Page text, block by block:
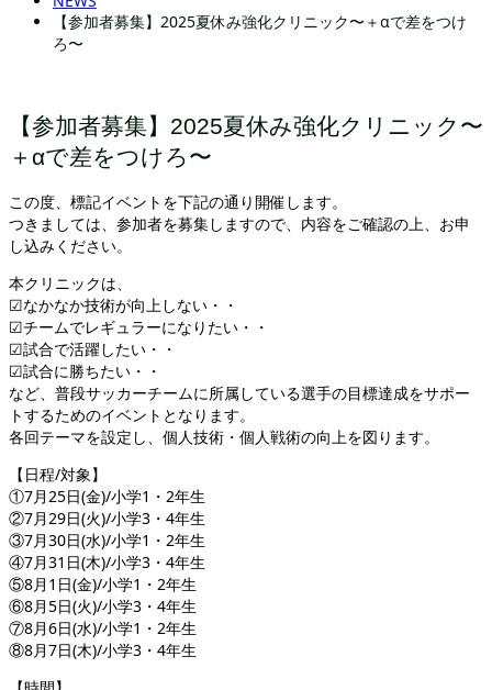
【参加者募集】2025夏休み強化クリニック〜＋αで差をつけ
ろ〜
【参加者募集】2025夏休み強化クリニック〜
＋αで差をつけろ〜
この度、標記イベントを下記の通り開催します。
つきましては、参加者を募集しますので、内容をご確認の上、お申
し込みください。
本クリニックは、
☑なかなか技術が向上しない・・
☑チームでレギュラーになりたい・・
☑試合で活躍したい・・
☑試合に勝ちたい・・
など、普段サッカーチームに所属している選手の目標達成をサポー
トするためのイベントとなります。
各回テーマを設定し、個人技術・個人戦術の向上を図ります。
【日程/対象】
①7月25日(金)/小学1・2年生
②7月29日(火)/小学3・4年生
③7月30日(水)/小学1・2年生
④7月31日(木)/小学3・4年生
⑤8月1日(金)/小学1・2年生
⑥8月5日(火)/小学3・4年生
⑦8月6日(水)/小学1・2年生
⑧8月7日(木)/小学3・4年生